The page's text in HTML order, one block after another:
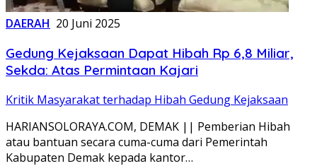
DAERAH 20 Juni 2025
Gedung Kejaksaan Dapat Hibah Rp 6,8 Miliar,
Sekda: Atas Permintaan Kajari
Kritik Masyarakat terhadap Hibah Gedung Kejaksaan
HARIANSOLORAYA.COM, DEMAK || Pemberian Hibah
atau bantuan secara cuma-cuma dari Pemerintah
Kabupaten Demak kepada kantor…